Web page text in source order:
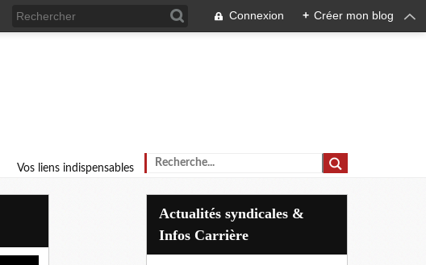
Connexion + Créer mon blog
Vos liens indispensables
Actualités syndicales &
Infos Carrière